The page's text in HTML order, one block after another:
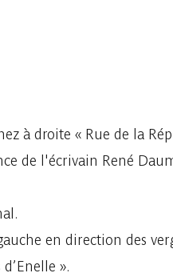
à droite « Rue de la
de l'écrivain René
en direction des
».